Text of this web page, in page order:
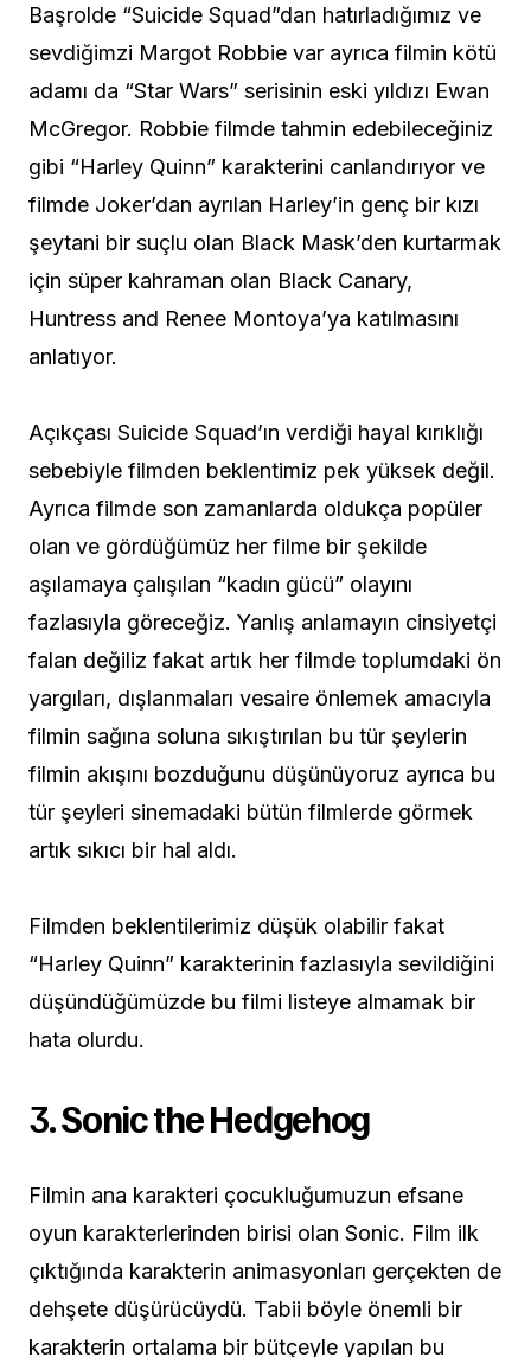
Başrolde “Suicide Squad”dan hatırladığımız ve
sevdiğimzi Margot Robbie var ayrıca filmin kötü
adamı da “Star Wars” serisinin eski yıldızı Ewan
McGregor. Robbie filmde tahmin edebileceğiniz
gibi “Harley Quinn” karakterini canlandırıyor ve
filmde Joker’dan ayrılan Harley’in genç bir kızı
şeytani bir suçlu olan Black Mask’den kurtarmak
için süper kahraman olan Black Canary,
Huntress and Renee Montoya’ya katılmasını
anlatıyor.
Açıkçası Suicide Squad’ın verdiği hayal kırıklığı
sebebiyle filmden beklentimiz pek yüksek değil.
Ayrıca filmde son zamanlarda oldukça popüler
olan ve gördüğümüz her filme bir şekilde
aşılamaya çalışılan “kadın gücü” olayını
fazlasıyla göreceğiz. Yanlış anlamayın cinsiyetçi
falan değiliz fakat artık her filmde toplumdaki ön
yargıları, dışlanmaları vesaire önlemek amacıyla
filmin sağına soluna sıkıştırılan bu tür şeylerin
filmin akışını bozduğunu düşünüyoruz ayrıca bu
tür şeyleri sinemadaki bütün filmlerde görmek
artık sıkıcı bir hal aldı.
Filmden beklentilerimiz düşük olabilir fakat
“Harley Quinn” karakterinin fazlasıyla sevildiğini
düşündüğümüzde bu filmi listeye almamak bir
hata olurdu.
3.Sonic the Hedgehog
Filmin ana karakteri çocukluğumuzun efsane
oyun karakterlerinden birisi olan Sonic. Film ilk
çıktığında karakterin animasyonları gerçekten de
dehşete düşürücüydü. Tabii böyle önemli bir
karakterin ortalama bir bütçeyle yapılan bu